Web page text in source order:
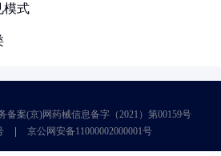
模式
备案(京)网药械信息备字（2021）第00159号
京公网安备11000002000001号